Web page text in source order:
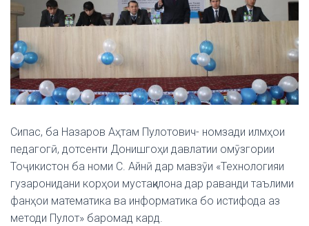
Сипас, ба Назаров Аҳтам Пулотович- номзади илмҳои
педагогӣ, дотсенти Донишгоҳи давлатии омӯзгории
Тоҷикистон ба номи С. Айнӣ дар мавзӯи «Технологияи
гузаронидани корҳои мустақилона дар раванди таълими
фанҳои математика ва информатика бо истифода аз
методи Пулот» баромад кард.